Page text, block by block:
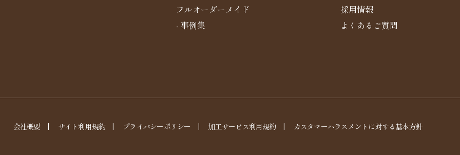
フルオーダーメイド
- 事例集
採用情報
よくあるご質問
会社概要| サイト利用規約| プライバシーポリシー | 加工サービス利用規約| カスタマーハラスメントに対する基本方針